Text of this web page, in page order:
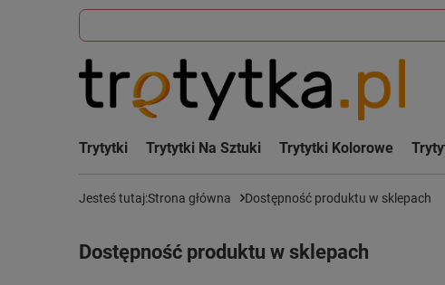
Trytytki Trytytki Na Sztuki Trytytki Kolorowe
Jesteś tutaj:Strona główna Dostępność produktu w sklepach
Dostępność produktu w sklepach